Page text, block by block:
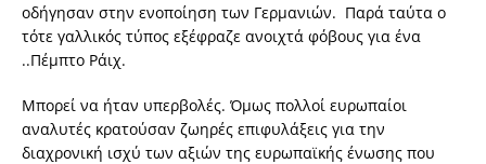
οδήγησαν στην ενοποίηση των Γερμανιών. Παρά ταύτα ο
τότε γαλλικός τύπος εξέφραζε ανοιχτά φόβους για ένα
..Πέμπτο Ράιχ.
Μπορεί να ήταν υπερβολές. Όμως πολλοί ευρωπαίοι
αναλυτές κρατούσαν ζωηρές επιφυλάξεις για την
διαχρονική ισχύ των αξιών της ευρωπαϊκής ένωσης που